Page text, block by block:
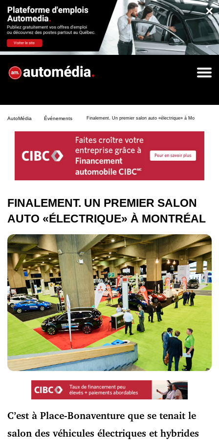
×
AutoMédia Événements Finalement. Un premier salon auto «électrique» à Montréal
FINALEMENT. UN PREMIER SALON
AUTO «ÉLECTRIQUE» À MONTRÉAL
C’est à Place-Bonaventure que se tenait le
salon des véhicules électriques et hybrides